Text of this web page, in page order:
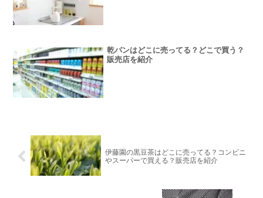
乾パンはどこに売ってる？どこで買う？
販売店を紹介
伊藤園の黒豆茶はどこに売ってる？コンビニ
やスーパーで買える？販売店を紹介